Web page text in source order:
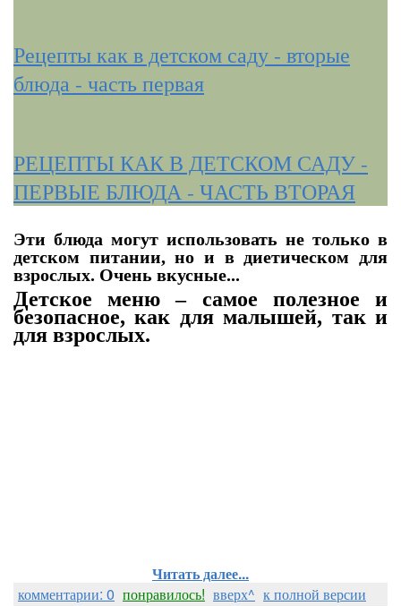
Приятного аппетита!
источник
Рецепты как в детском саду - вторые
блюда - часть первая
РЕЦЕПТЫ КАК В ДЕТСКОМ САДУ -
ПЕРВЫЕ БЛЮДА - ЧАСТЬ ВТОРАЯ
Эти блюда могут использовать не только в
детском питании, но и в диетическом для
взрослых. Очень вкусные...
Детское меню – самое полезное и
безопасное, как для малышей, так и
для взрослых.
Читать далее...
комментарии: 0 понравилось! вверх^ к полной версии